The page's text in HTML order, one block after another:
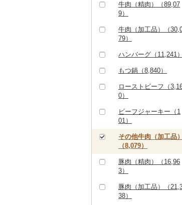
牛肉（精肉）（89,07
9）
ステーキ（27,591）
9）
焼肉（21,083）
和牛（6,596）
黒毛和牛（29,373）
白老牛（1,508）
仙台牛（374）
米沢牛（1,028）
山形牛（6,993）
牛肉（加工品）（
79）
ハンバーグ（11,241）
もつ鍋（8,840）
ローストビーフ（
0）
ビーフジャーキー（1
01）
その他牛肉（加工品）
（8,079）
豚肉（精肉）（16,96
3）
ステーキ（1,437）
豚肉（加工品）（
38）